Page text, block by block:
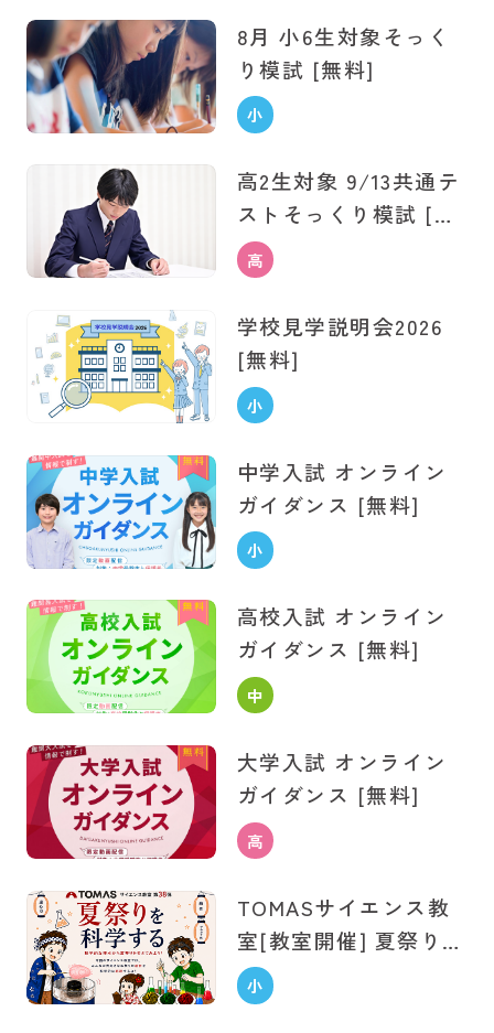
生
8月 小6生対象そっく
り模試 [無料]
小
生
高2生対象 9/13共通テ
スト そっくり模試 [無
料]
高
生
学校見学説明会2026
[無料]
小
生
中学入試 オンライン
ガイダンス [無料]
小
生
高校入試 オンライン
ガイダンス [無料]
中
生
大学入試 オンライン
ガイダンス [無料]
高
生
TOMASサイエンス教
室[教室開催] 夏祭りを
科学する [無料]
小